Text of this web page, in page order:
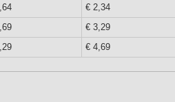
€ 2,34
€ 3,29
€ 4,69